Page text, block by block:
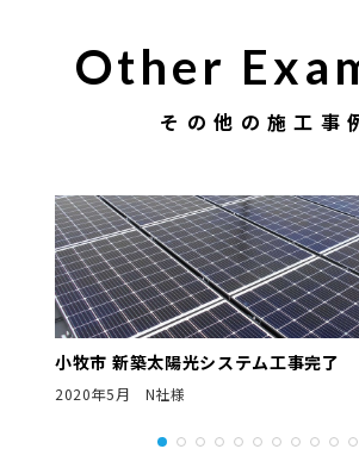
Other
その他の施工事
小牧市 新築太陽光システム工事完了
2020年5月 N社様